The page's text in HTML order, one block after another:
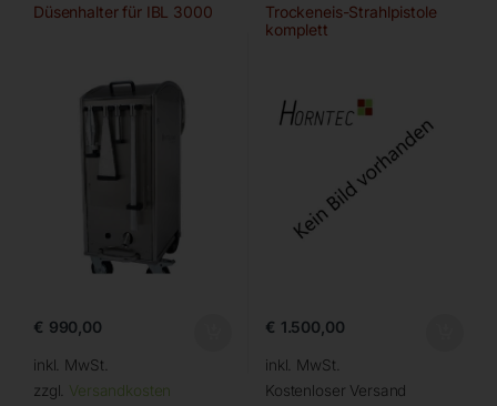
Düsenhalter für IBL 3000
€ 990,00
inkl. MwSt.
zzgl. Versandkosten
Trockeneis-Strahlpistole
komplett
€ 1.500,00
inkl. MwSt.
Kostenloser Versand